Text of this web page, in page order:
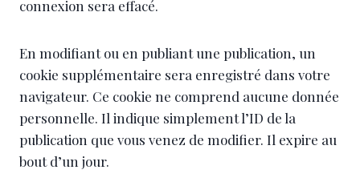
connexion sera effacé.
En modifiant ou en publiant une publication, un
cookie supplémentaire sera enregistré dans votre
navigateur. Ce cookie ne comprend aucune donnée
personnelle. Il indique simplement l’ID de la
publication que vous venez de modifier. Il expire au
bout d’un jour.